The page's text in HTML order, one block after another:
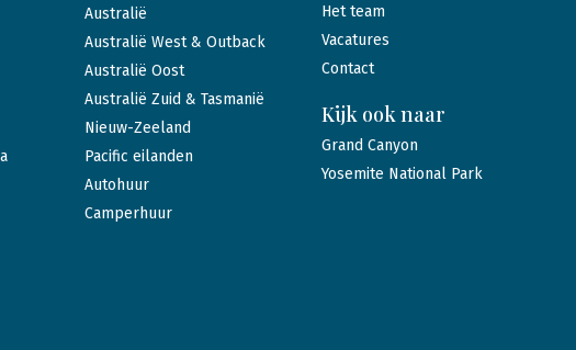
Australië
Australië West & Outback
Australië Oost
Australië Zuid & Tasmanië
Nieuw-Zeeland
Pacific eilanden
Autohuur
Camperhuur
Het team
Vacatures
Contact
Kijk ook naar
Grand Canyon
Yosemite National Park